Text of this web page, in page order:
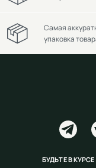
Самая
упаковка
БУДЬТЕ В